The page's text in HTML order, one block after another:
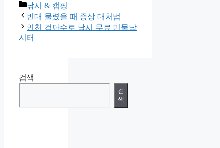
카
테
고
리
낚시 & 캠핑
빈대 물렸을 때 증상 대처법
인천 검단수로 낚시 무료 민물낚
시터
검색
검
색